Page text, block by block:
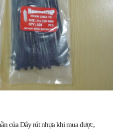
của Dây rút nhựa khi mua được,